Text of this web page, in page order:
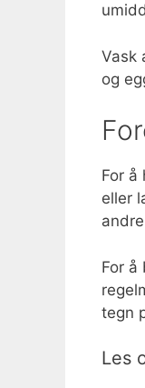
Vask
og
For å
eller
For å
tegn
Les